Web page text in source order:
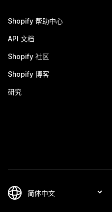
Shopify 帮助中心
API 文档
Shopify 社区
Shopify 博客
研究